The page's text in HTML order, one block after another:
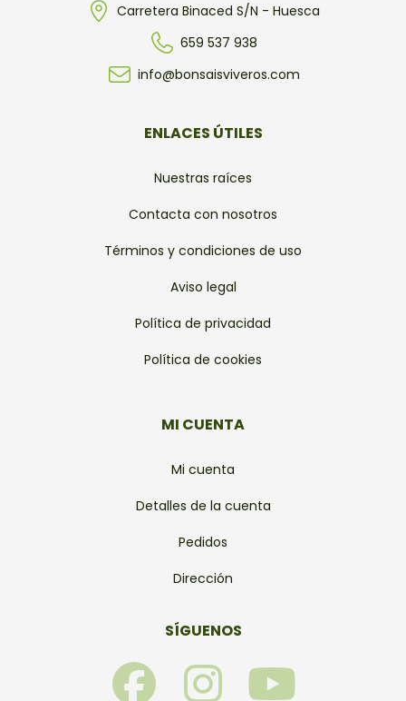
Carretera Binaced S/N - Huesca
659 537 938
info@bonsaisviveros.com
ENLACES ÚTILES
Nuestras raíces
Contacta con nosotros
Términos y condiciones de uso
Aviso legal
Política de privacidad
Política de cookies
MI CUENTA
Mi cuenta
Detalles de la cuenta
Pedidos
Dirección
SÍGUENOS
F I Y